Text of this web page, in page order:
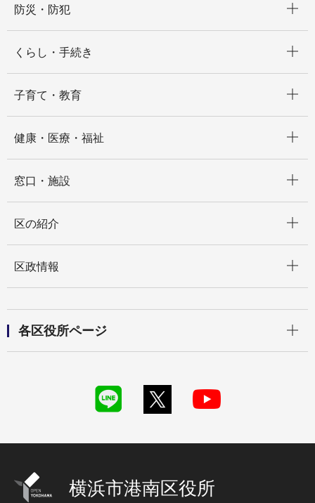
防災・防犯
くらし・手続き
子育て・教育
健康・医療・福祉
窓口・施設
区の紹介
区政情報
各区役所ページ
横浜市港南区役所